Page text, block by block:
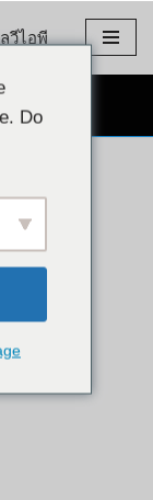
วีไอพี
Do